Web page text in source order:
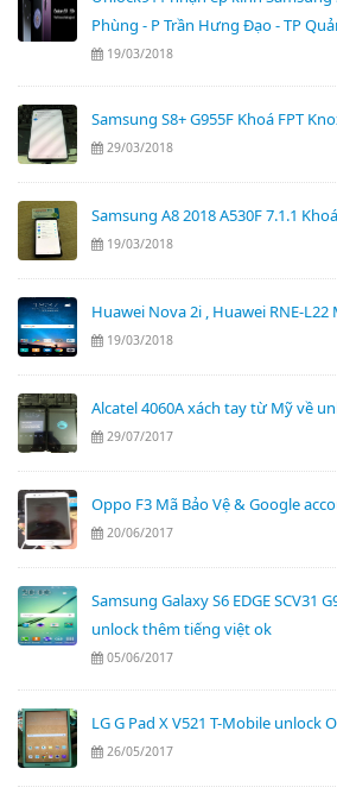
Phùng - P Trần Hưng Đạo - TP
19/03/2018
Samsung S8+ G955F Khoá FPT
29/03/2018
Samsung A8 2018 A530F 7.1.1
19/03/2018
Huawei Nova 2i , Huawei RNE-L22
19/03/2018
Alcatel 4060A xách tay từ Mỹ về
29/07/2017
Oppo F3 Mã Bảo Vệ & Google
20/06/2017
Samsung Galaxy S6 EDGE SCV31
unlock thêm tiếng việt ok
05/06/2017
LG G Pad X V521 T-Mobile unlock
26/05/2017